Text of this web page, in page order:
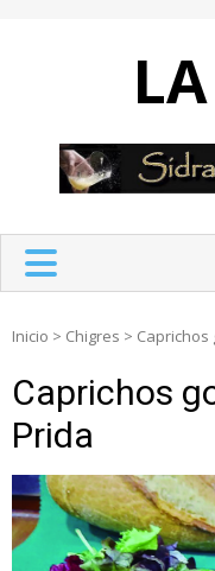
Inicio > Chigres > Caprichos
Caprichos
Prida